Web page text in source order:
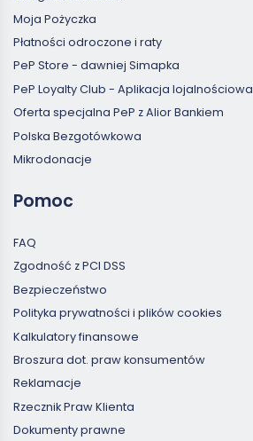
Moja Pożyczka
Płatności odroczone i raty
PeP Store - dawniej Simapka
PeP Loyalty Club - Aplikacja lojalnościowa
Oferta specjalna PeP z Alior Bankiem
Polska Bezgotówkowa
Mikrodonacje
Pomoc
FAQ
Zgodność z PCI DSS
Bezpieczeństwo
Polityka prywatności i plików cookies
Kalkulatory finansowe
Broszura dot. praw konsumentów
Reklamacje
Rzecznik Praw Klienta
Dokumenty prawne